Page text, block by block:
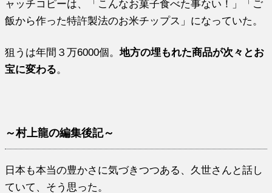
ャッチコピーは、「こんなお菓子食べた事ない！」「ご
飯から作った特許製法のお米チップス」になっていた。
狙うは年間３万6000個。地方の埋もれた商品が次々とお
宝に変わる。
～村上龍の編集後記～
日本も本当の豊かさに気づきつつある、久世さんと話し
ていて、そう思った。